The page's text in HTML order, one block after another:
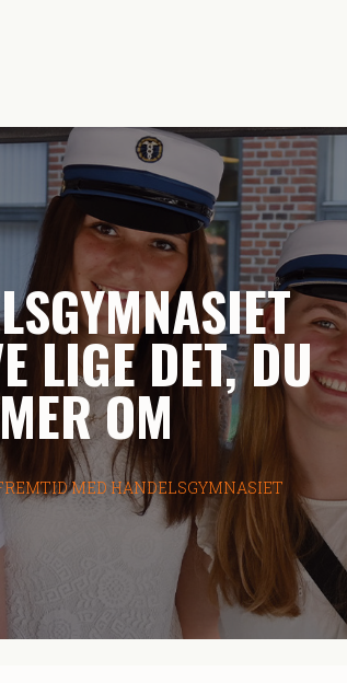
LIGE DET, DU
OM
MED HANDELSGYMNASIET